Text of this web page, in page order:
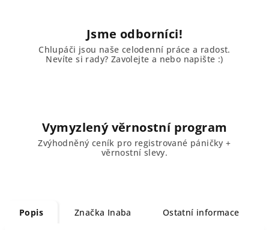
Jsme odborníci!
Chlupáči jsou naše celodenní práce a radost.
Nevíte si rady? Zavolejte a nebo napište :)
Vymyzlený věrnostní program
Zvýhodněný ceník pro registrované páničky +
věrnostní slevy.
Popis Značka Inaba Ostatní informace